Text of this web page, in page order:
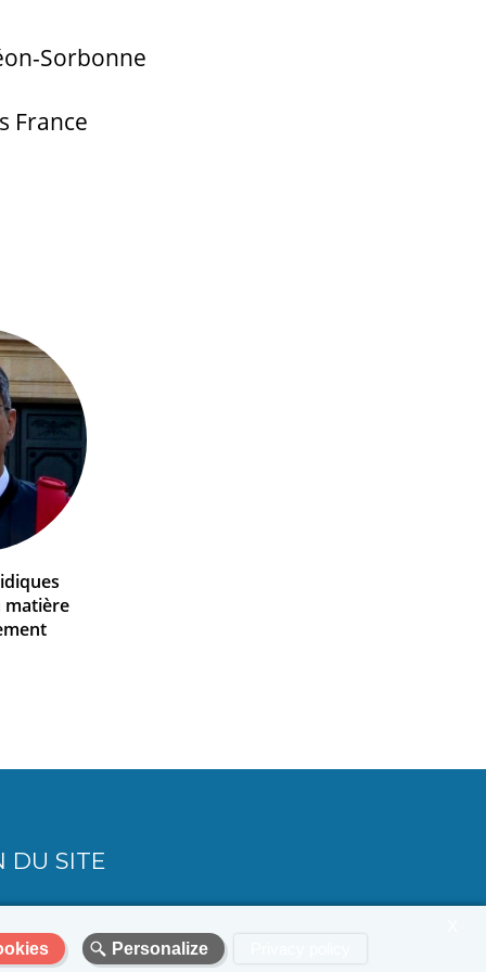
Sorbonne
France
matière
DU SITE
Personalize